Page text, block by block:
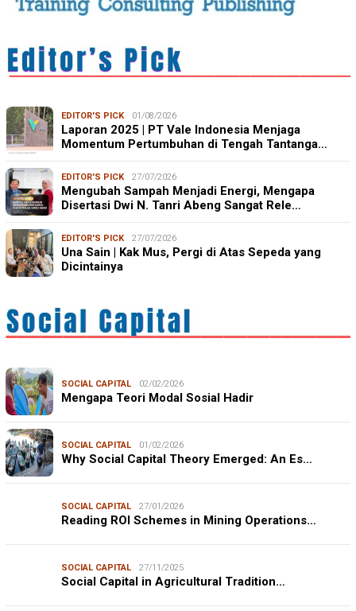
EDITOR'S PICK 01/08/2026
Laporan 2025 | PT Vale Indonesia Menjaga
Momentum Pertumbuhan di Tengah Tantanga…
EDITOR'S PICK 27/07/2026
Mengubah Sampah Menjadi Energi, Mengapa
Disertasi Dwi N. Tanri Abeng Sangat Rele…
EDITOR'S PICK 27/07/2026
Una Sain | Kak Mus, Pergi di Atas Sepeda yang
Dicintainya
SOCIAL CAPITAL 02/02/2026
Mengapa Teori Modal Sosial Hadir
SOCIAL CAPITAL 01/02/2026
Why Social Capital Theory Emerged: An Es…
SOCIAL CAPITAL 27/01/2026
Reading ROI Schemes in Mining Operations…
SOCIAL CAPITAL 27/11/2025
Social Capital in Agricultural Tradition…